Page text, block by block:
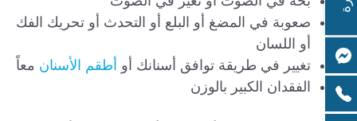
صعوبة في المضغ أو البلع أو التحدث أو تحريك الفك
أو اللسان
تغيير في طريقة توافق أسنانك أو أطقم الأسنان معاً
الفقدان الكبير بالوزن